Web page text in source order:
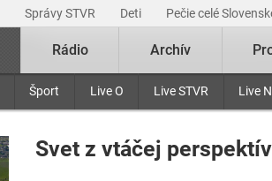
Správy STVR Deti Pečie celé
Šport Live O Live STVR Live
Rádio Archív
Svet z vtáčej